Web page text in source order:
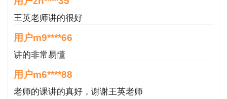
用户m9****66
讲的非常易懂
用户m6****88
老师的课讲的真好，谢谢王英老师
用户m4****68